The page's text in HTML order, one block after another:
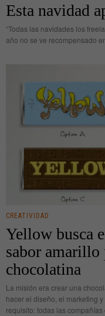
Esta navidad
“Todas las navidades los
año no se ve recompensado
CREATIVIDAD
Yellow busca
sabor amarillo
chocolatina
La misión era crear una
hacer el diseño, el marketing
requisito: todas las